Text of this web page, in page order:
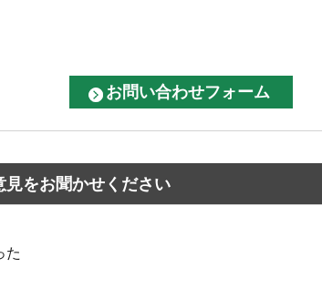
見をお聞かせください
た